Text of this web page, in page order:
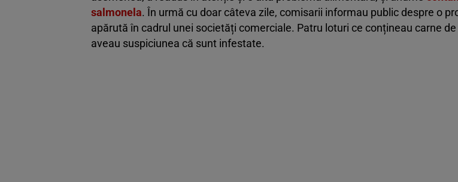
salmonela. În urmă cu doar câteva zile, comisarii informau public despre o
apărută în cadrul unei societăți comerciale. Patru loturi ce conțineau carne
aveau suspiciunea că sunt infestate.